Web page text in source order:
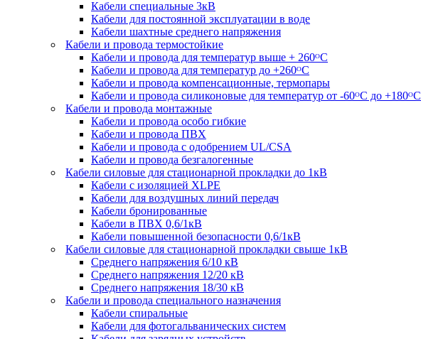
Кабели специальные 3кВ
Кабели для постоянной эксплуатации в воде
Кабели шахтные среднего напряжения
Кабели и провода термостойкие
Кабели и провода для температур выше + 260ᴼС
Кабели и провода для температур до +260ᴼС
Кабели и провода компенсационные, термопары
Кабели и провода силиконовые для температур от -60ᴼC до +180ᴼС
Кабели и провода монтажные
Кабели и провода особо гибкие
Кабели и провода ПВХ
Кабели и провода с одобрением UL/CSA
Кабели и провода безгалогенные
Кабели силовые для стационарной прокладки до 1кВ
Кабели c изоляцией XLPE
Кабели для воздушных линий передач
Кабели бронированные
Кабели в ПВХ 0,6/1кВ
Кабели повышенной безопасности 0,6/1кВ
Кабели силовые для стационарной прокладки свыше 1кВ
Среднего напряжения 6/10 кВ
Среднего напряжения 12/20 кВ
Среднего напряжения 18/30 кВ
Кабели и провода специального назначения
Кабели спиральные
Кабели для фотогальванических систем